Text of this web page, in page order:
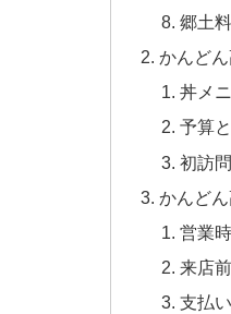
郷土
かんど
丼メ
予算
初訪
かんど
営業
来店
支払